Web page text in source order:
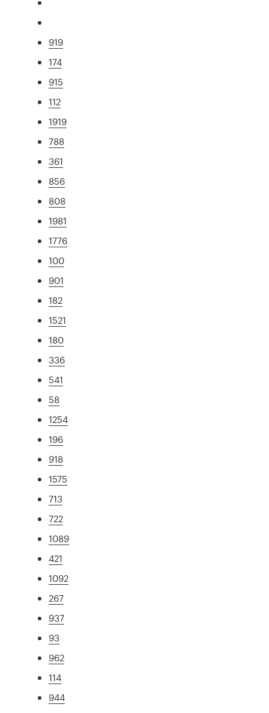
919
174
915
112
1919
788
361
856
808
1981
1776
100
901
182
1521
180
336
541
58
1254
196
918
1575
713
722
1089
421
1092
267
937
93
962
114
944